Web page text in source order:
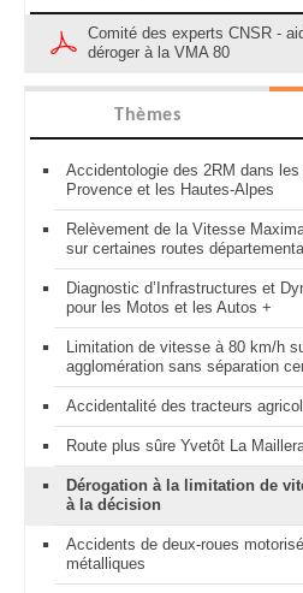
Comité des experts CNSR -
déroger à la VMA 80
Thèmes
Accidentologie des 2RM dans les
Provence et les Hautes-Alpes
Relèvement de la Vitesse
sur certaines routes
Diagnostic d’Infrastructures et
pour les Motos et les Autos +
Limitation de vitesse à 80 km/h
agglomération sans séparation
Accidentalité des tracteurs
Route plus sûre Yvetôt La
Dérogation à la limitation de
à la décision
Accidents de deux-roues
métalliques